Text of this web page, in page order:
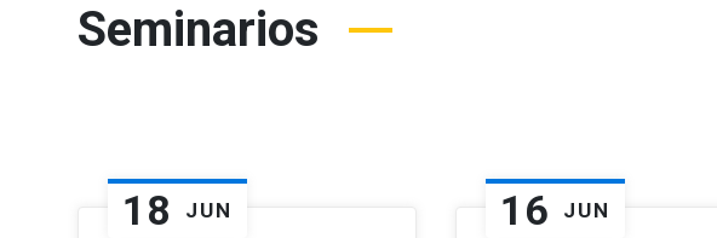
Seminarios
18 JUN 16 JUN